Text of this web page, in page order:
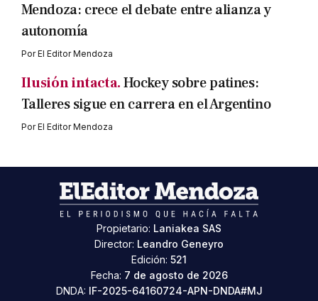
Mendoza: crece el debate entre alianza y
autonomía
PorEl Editor Mendoza
Ilusión intacta.Hockey sobre patines:
Talleres sigue en carrera en el Argentino
PorEl Editor Mendoza
Propietario: Laniakea SAS
Director: Leandro Geneyro
Edición: 521
Fecha: 7 de agosto de 2026
DNDA: IF-2025-64160724-APN-DNDA#MJ